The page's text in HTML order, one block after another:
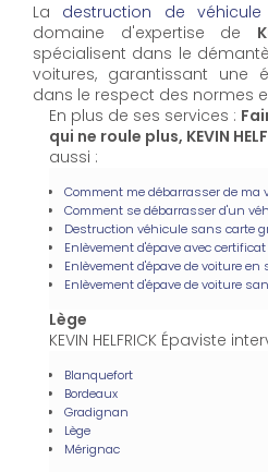
La destruction de
domaine d'expertise de
spécialisent dans le
voitures, garantissant une
dans le respect des normes
En plus de ses services :
qui ne roule plus, KEVIN
aussi :
Comment me débarrasser de ma
Comment se débarrasser d'un
Destruction véhicule sans carte
Enlèvement d'épave avec
Enlèvement d'épave de voiture en
Enlèvement d'épave de voiture
Lège
KEVIN HELFRICK Épaviste
Blanquefort
Bordeaux
Gradignan
Lège
Mérignac